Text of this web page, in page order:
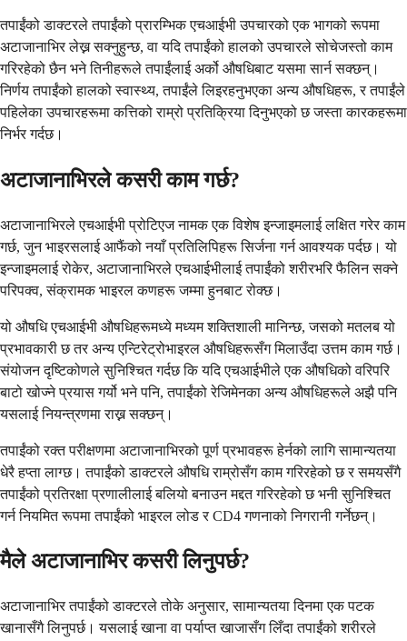
तपाईंको डाक्टरले तपाईंको प्रारम्भिक एचआईभी उपचारको एक भागको रूपमा
अटाजानाभिर लेख्न सक्नुहुन्छ, वा यदि तपाईंको हालको उपचारले सोचेजस्तो काम
गरिरहेको छैन भने तिनीहरूले तपाईंलाई अर्को औषधिबाट यसमा सार्न सक्छन्।
निर्णय तपाईंको हालको स्वास्थ्य, तपाईंले लिइरहनुभएका अन्य औषधिहरू, र तपाईंले
पहिलेका उपचारहरूमा कत्तिको राम्रो प्रतिक्रिया दिनुभएको छ जस्ता कारकहरूमा
निर्भर गर्दछ।
अटाजानाभिरले कसरी काम गर्छ?
अटाजानाभिरले एचआईभी प्रोटिएज नामक एक विशेष इन्जाइमलाई लक्षित गरेर काम
गर्छ, जुन भाइरसलाई आफैंको नयाँ प्रतिलिपिहरू सिर्जना गर्न आवश्यक पर्दछ। यो
इन्जाइमलाई रोकेर, अटाजानाभिरले एचआईभीलाई तपाईंको शरीरभरि फैलिन सक्ने
परिपक्व, संक्रामक भाइरल कणहरू जम्मा हुनबाट रोक्छ।
यो औषधि एचआईभी औषधिहरूमध्ये मध्यम शक्तिशाली मानिन्छ, जसको मतलब यो
प्रभावकारी छ तर अन्य एन्टिरेट्रोभाइरल औषधिहरूसँग मिलाउँदा उत्तम काम गर्छ।
संयोजन दृष्टिकोणले सुनिश्चित गर्दछ कि यदि एचआईभीले एक औषधिको वरिपरि
बाटो खोज्ने प्रयास गर्यो भने पनि, तपाईंको रेजिमेनका अन्य औषधिहरूले अझै पनि
यसलाई नियन्त्रणमा राख्न सक्छन्।
तपाईंको रक्त परीक्षणमा अटाजानाभिरको पूर्ण प्रभावहरू हेर्नको लागि सामान्यतया
धेरै हप्ता लाग्छ। तपाईंको डाक्टरले औषधि राम्रोसँग काम गरिरहेको छ र समयसँगै
तपाईंको प्रतिरक्षा प्रणालीलाई बलियो बनाउन मद्दत गरिरहेको छ भनी सुनिश्चित
गर्न नियमित रूपमा तपाईंको भाइरल लोड र CD4 गणनाको निगरानी गर्नेछन्।
मैले अटाजानाभिर कसरी लिनुपर्छ?
अटाजानाभिर तपाईंको डाक्टरले तोके अनुसार, सामान्यतया दिनमा एक पटक
खानासँगै लिनुपर्छ। यसलाई खाना वा पर्याप्त खाजासँग लिँदा तपाईंको शरीरले